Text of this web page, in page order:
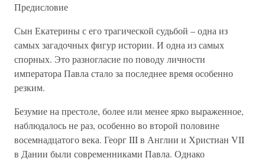
Предисловие
Сын Екатерины с его трагической судьбой – одна из
самых загадочных фигур истории. И одна из самых
спорных. Это разногласие по поводу личности
императора Павла стало за последнее время особенно
резким.
Безумие на престоле, более или менее ярко выраженное,
наблюдалось не раз, особенно во второй половине
восемнадцатого века. Георг III в Англии и Христиан VII
в Дании были современниками Павла. Однако